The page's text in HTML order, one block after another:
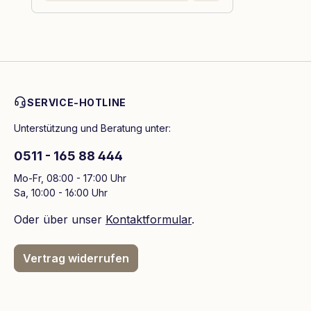
SERVICE-HOTLINE
Unterstützung und Beratung unter:
0511 - 165 88 444
Mo-Fr, 08:00 - 17:00 Uhr
Sa, 10:00 - 16:00 Uhr
Oder über unser Kontaktformular.
Vertrag widerrufen